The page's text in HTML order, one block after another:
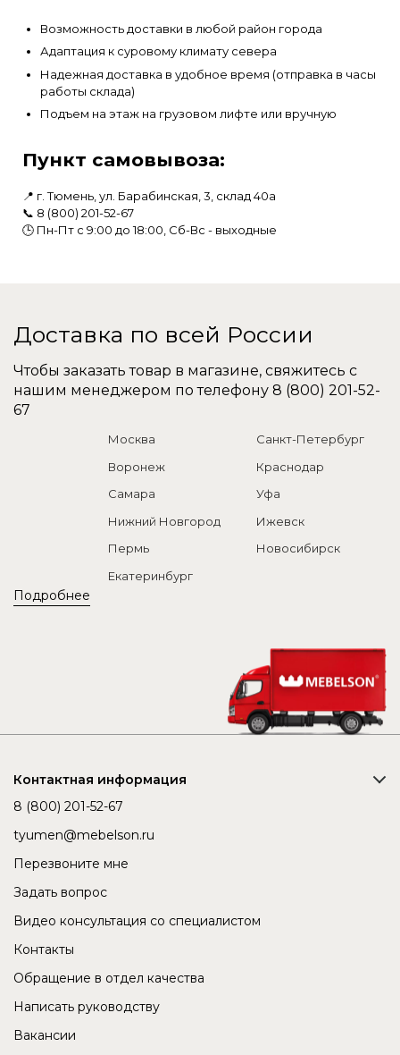
Возможность доставки в любой район города
Адаптация к суровому климату севера
Надежная доставка в удобное время (отправка в часы
работы склада)
Подъем на этаж на грузовом лифте или вручную
Пункт самовывоза:
📍 г. Тюмень, ул. Барабинская, 3, склад 40а
📞 8 (800) 201-52-67
🕒 Пн-Пт с 9:00 до 18:00, Сб-Вс - выходные
Доставка по всей России
Чтобы заказать товар в магазине, свяжитесь с
нашим менеджером по телефону 8 (800) 201-52-
67
Подробнее
Москва
Санкт-Петербург
Воронеж
Краснодар
Самара
Уфа
Нижний Новгород
Ижевск
Пермь
Новосибирск
Екатеринбург
Контактная информация
8 (800) 201-52-67
tyumen@mebelson.ru
Перезвоните мне
Задать вопрос
Видео консультация со специалистом
Контакты
Обращение в отдел качества
Написать руководству
Вакансии